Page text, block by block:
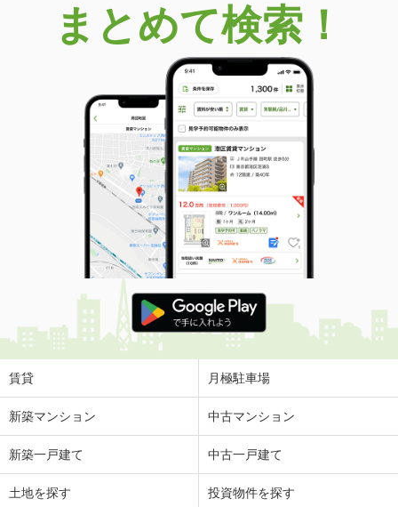
まとめて検索！
賃貸 月極駐車場
新築マンション 中古マンション
新築一戸建て 中古一戸建て
土地を探す 投資物件を探す